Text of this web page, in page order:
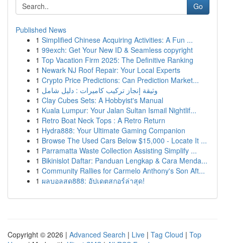
Go
Published News
1 Simplified Chinese Acquiring Activities: A Fun ...
1 99exch: Get Your New ID & Seamless copyright
1 Top Vacation Firm 2025: The Definitive Ranking
1 Newark NJ Roof Repair: Your Local Experts
1 Crypto Price Predictions: Can Prediction Market...
1 وثيقة إنجاز تركيب كاميرات : دليل شامل
1 Clay Cubes Sets: A Hobbyist's Manual
1 Kuala Lumpur: Your Jalan Sultan Ismail Nightlif...
1 Retro Boat Neck Tops : A Retro Return
1 Hydra888: Your Ultimate Gaming Companion
1 Browse The Used Cars Below $15,000 - Locate It ...
1 Parramatta Waste Collection Assisting Simplify ...
1 Bikinislot Daftar: Panduan Lengkap & Cara Menda...
1 Community Rallies for Carmelo Anthony's Son Aft...
1 ผลบอลสด888: อัปเดตสกอร์ล่าสุด!
Copyright © 2026 | Advanced Search | Live | Tag Cloud | Top